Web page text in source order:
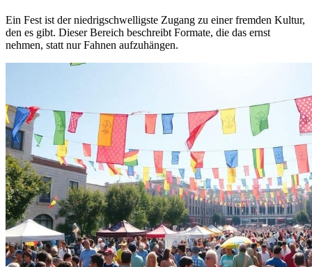
Ein Fest ist der niedrigschwelligste Zugang zu einer fremden Kultur,
den es gibt. Dieser Bereich beschreibt Formate, die das ernst
nehmen, statt nur Fahnen aufzuhängen.